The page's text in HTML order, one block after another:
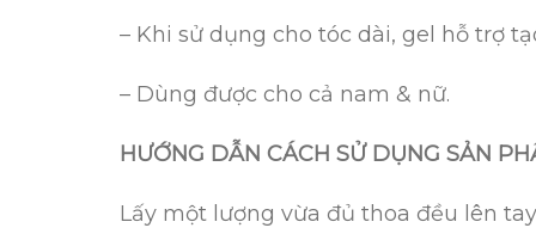
– Khi sử dụng cho tóc dài, gel hỗ trợ
– Dùng được cho cả nam & nữ.
HƯỚNG DẪN CÁCH SỬ DỤNG SẢN
Lấy một lượng vừa đủ thoa đều lên